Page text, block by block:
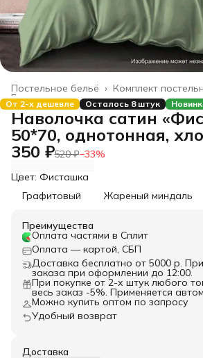
Комплект
Постельное бельё ›
Главная ›
От 2-х дешевле Осталось 8 штук
Наволочка сатин
50*70, однотонная,
350 ₽520 ₽−33%
Цвет: Фисташка
Графитовый
Жареный миндаль
Преимущества
Оплата частями в Сплит
Оплата — картой, СБП
Доставка бесплатно от 5000 р.
заказа при оформлении до 12:00.
При покупке от 2-х штук любого
весь заказ -5%. Применяется
Можно купить оптом по запросу
Удобный возврат
Доставка